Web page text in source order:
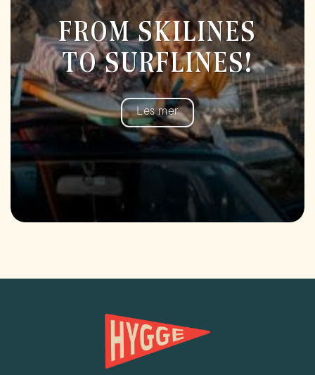
FROM SKILINES
TO SURFLINES!
Les mer